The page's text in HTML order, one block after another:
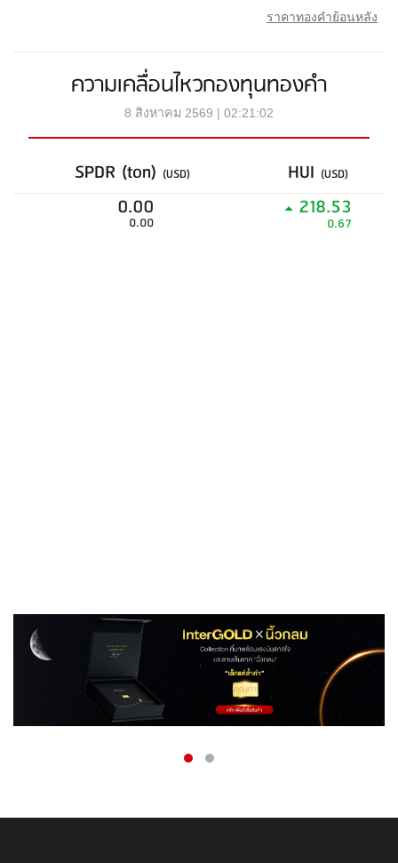
ราคาทองคำย้อนหลัง
ความเคลื่อนไหวกองทุนทองคำ
8 สิงหาคม 2569 | 02:21:02
SPDR (ton) (USD) HUI (USD)
0.00
0.00
218.53
0.67